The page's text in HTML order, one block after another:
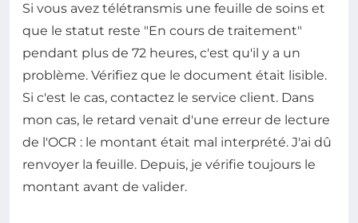
Si vous avez télétransmis une feuille de soins et
que le statut reste "En cours de traitement"
pendant plus de 72 heures, c'est qu'il y a un
problème. Vérifiez que le document était lisible.
Si c'est le cas, contactez le service client. Dans
mon cas, le retard venait d'une erreur de lecture
de l'OCR : le montant était mal interprété. J'ai dû
renvoyer la feuille. Depuis, je vérifie toujours le
montant avant de valider.